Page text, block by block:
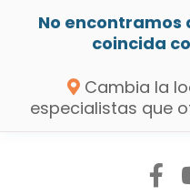
No encontramos
coincida
Cambia la
especialistas que